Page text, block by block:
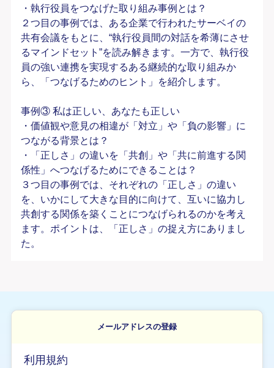
・執行役員をつなげた取り組み事例とは？
２つ目の事例では、ある企業で行われたサーベイの
共有会議をもとに、“執行役員間の対話を希薄にさせ
るマインドセット”を読み解きます。一方で、執行役
員の強い連携を実現するある継続的な取り組みか
ら、「つなげるためのヒント」を紹介します。
事例③ 私は正しい、あなたも正しい
・価値観や意見の相違が「対立」や「負の影響」に
つながる背景とは？
・「正しさ」の違いを「共創」や「共に前進する関
係性」へつなげるためにできることは？
３つ目の事例では、それぞれの「正しさ」の違い
を、いかにして大きな目的に向けて、互いに協力し
共創する関係を築くことにつなげられるのかを考え
ます。ポイントは、「正しさ」の捉え方にありまし
た。
メールアドレスの登録
利用規約